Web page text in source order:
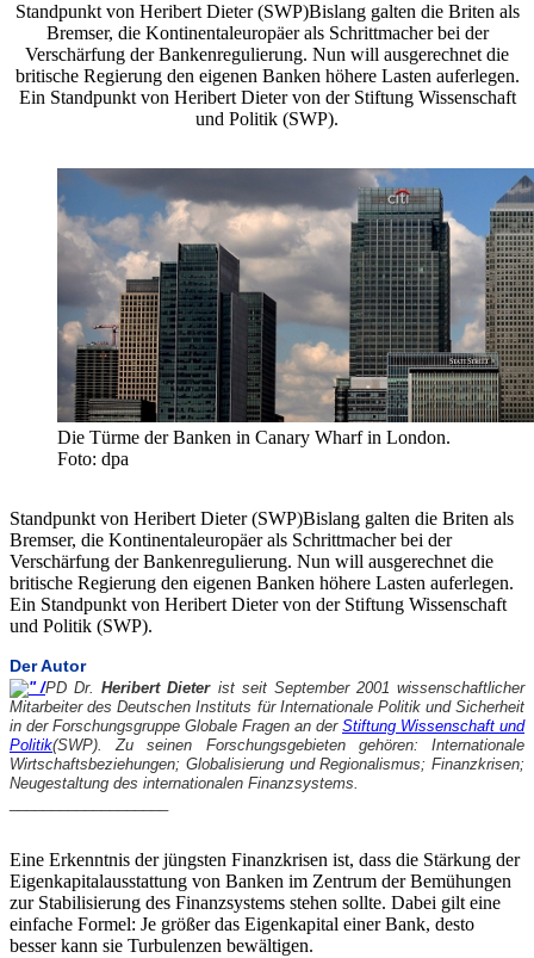
Standpunkt von Heribert Dieter (SWP)Bislang galten die Briten als
Bremser, die Kontinentaleuropäer als Schrittmacher bei der
Verschärfung der Bankenregulierung. Nun will ausgerechnet die
britische Regierung den eigenen Banken höhere Lasten auferlegen.
Ein Standpunkt von Heribert Dieter von der Stiftung Wissenschaft
und Politik (SWP).
Die Türme der Banken in Canary Wharf in London.
Foto: dpa
Standpunkt von Heribert Dieter (SWP)Bislang galten die Briten als
Bremser, die Kontinentaleuropäer als Schrittmacher bei der
Verschärfung der Bankenregulierung. Nun will ausgerechnet die
britische Regierung den eigenen Banken höhere Lasten auferlegen.
Ein Standpunkt von Heribert Dieter von der Stiftung Wissenschaft
und Politik (SWP).
Der Autor
PD Dr.Heribert Dieterist seit September 2001 wissenschaftlicher
Mitarbeiter des Deutschen Instituts für Internationale Politik und Sicherheit
in der Forschungsgruppe Globale Fragen an der Stiftung Wissenschaft und
Politik(SWP). Zu seinen Forschungsgebieten gehören: Internationale
Wirtschaftsbeziehungen; Globalisierung und Regionalismus; Finanzkrisen;
Neugestaltung des internationalen Finanzsystems.
Eine Erkenntnis der jüngsten Finanzkrisen ist, dass die Stärkung der
Eigenkapitalausstattung von Banken im Zentrum der Bemühungen
zur Stabilisierung des Finanzsystems stehen sollte. Dabei gilt eine
einfache Formel: Je größer das Eigenkapital einer Bank, desto
besser kann sie Turbulenzen bewältigen.